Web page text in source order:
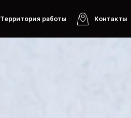
Территория работы Контакты